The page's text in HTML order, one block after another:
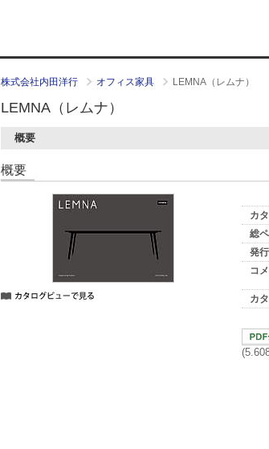
株式会社内田洋行 オフィス家具 LEMNA（レムナ）
LEMNA（レムナ）
概要
概要
カ
総
発
コ
カ